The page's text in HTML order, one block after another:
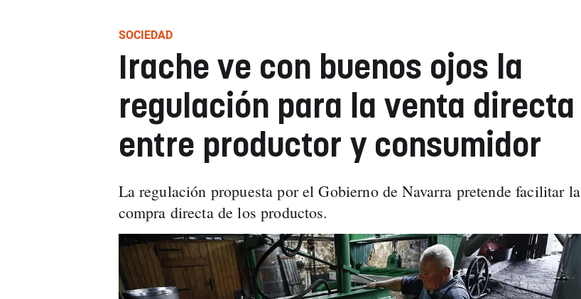
SOCIEDAD
Irache ve con buenos ojos la
regulación para la venta directa
entre productor y consumidor
La regulación propuesta por el Gobierno de Navarra pretende facilitar la
compra directa de los productos.